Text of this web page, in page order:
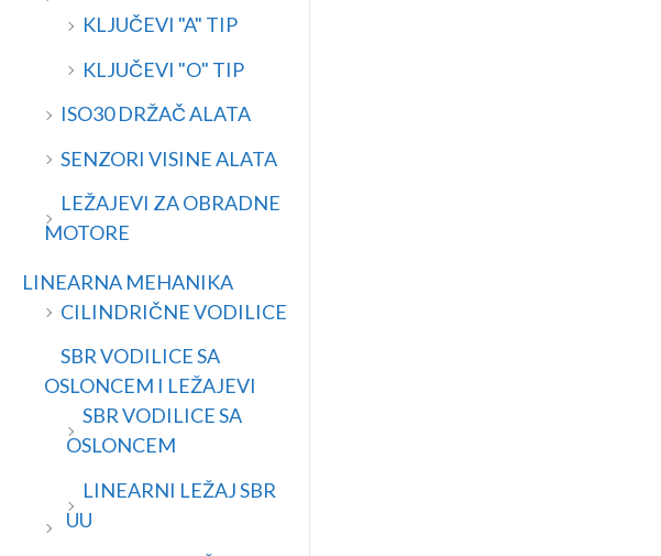
KLJUČEVI "A" TIP
KLJUČEVI "O" TIP
ISO30 DRŽAČ ALATA
SENZORI VISINE ALATA
LEŽAJEVI ZA OBRADNE
MOTORE
LINEARNA MEHANIKA
CILINDRIČNE VODILICE
SBR VODILICE SA
OSLONCEM I LEŽAJEVI
SBR VODILICE SA
OSLONCEM
LINEARNI LEŽAJ SBR
UU